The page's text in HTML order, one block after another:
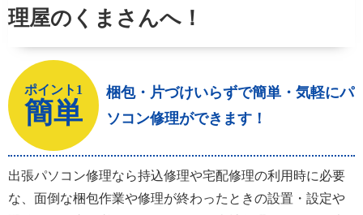
理屋のくまさんへ！
ポイント1
簡単
梱包・片づけいらずで簡単・気軽にパ
ソコン修理ができます！
出張パソコン修理なら持込修理や宅配修理の利用時に必要
な、面倒な梱包作業や修理が終わったときの設置・設定や